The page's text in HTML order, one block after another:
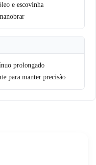
e escovinha
prolongado
para manter precisão